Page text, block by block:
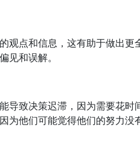
观点和信息，这有助于做出更
见和误解。
导致决策迟滞，因为需要花时
为他们可能觉得他们的努力没